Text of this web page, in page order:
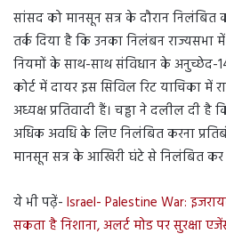
सांसद को मानसून सत्र के दौरान निलंबित
तर्क दिया है कि उनका निलंबन राज्यसभा
नियमों के साथ-साथ संविधान के अनुच्छेद-
कोर्ट में दायर इस सिविल रिट याचिका
अध्यक्ष प्रतिवादी हैं। चड्ढा ने दलील दी
अधिक अवधि के लिए निलंबित करना
मानसून सत्र के आखिरी घंटे से निलंबित कर
ये भी पढ़ें- Israel- Palestine War:
सकता है निशाना, अलर्ट मोड पर सुरक्षा